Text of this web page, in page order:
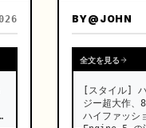
BY@JOHN
全文を見る
[スタイル]
ジー超大作、
ハイファッ